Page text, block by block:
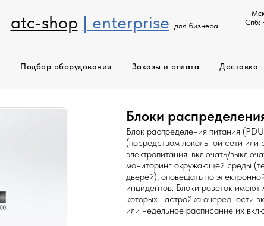
atc-shop | enterprise для бизнеса
Спб:
Подбор оборудования Заказы и оплата Доставка
Блоки
Блок распределения питания
(посредством локальной сети
электропитания, включать/
мониторинг окружающей среды
дверей), оповещать по
инцидентов. Блоки розеток
которых настройка очередности
или недельное расписание их